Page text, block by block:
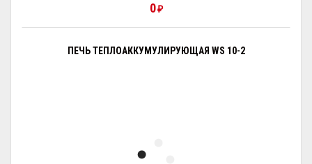
0₽
ПЕЧЬ ТЕПЛОАККУМУЛИРУЮЩАЯ WS 10-2